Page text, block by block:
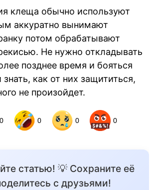
клеща обычно используют
аккуратно вынимают
потом обрабатывают
Не нужно откладывать
позднее время и бояться
как от них защититься,
не произойдет.
0 0 0 0
статью! 💡 Сохраните её
с друзьями!